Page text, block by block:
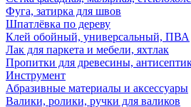
Фуга, затирка для швов
Шпатлёвка по дереву
Клей обойный, универсальный, ПВА
Лак для паркета и мебели, яхтлак
Пропитки для древесины,
Инструмент
Абразивные материалы и аксессуары
Валики, ролики, ручки для валиков